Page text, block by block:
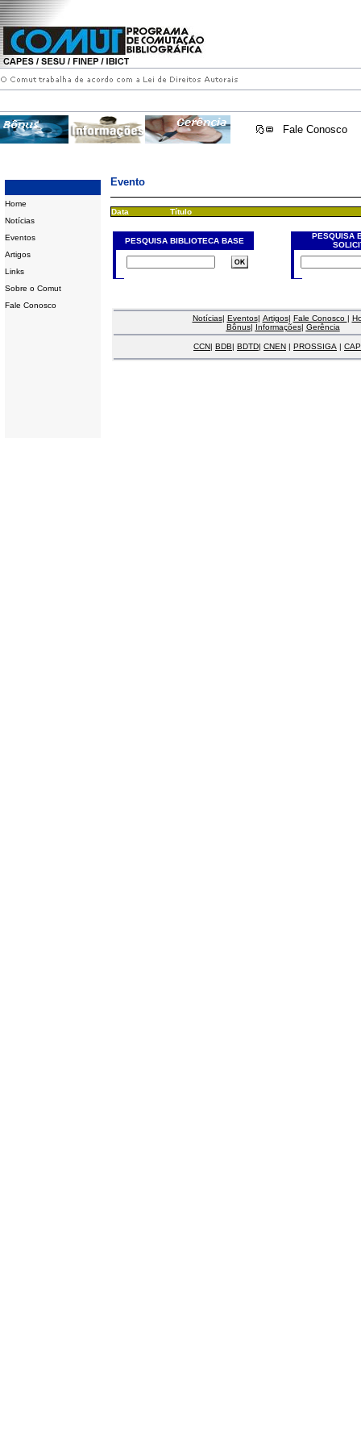
Fale Conosco
Home
Notícias
Eventos
Artigos
Links
Sobre o Comut
Fale Conosco
Evento
Data Título
PESQUISA BIBLIOTECA BASE
PESQUISA
Notícias| Eventos| Artigos| Fale Conosco |
Bônus| Informações| Gerência
CCN| BDB| BDTD| CNEN | PROSSIGA |